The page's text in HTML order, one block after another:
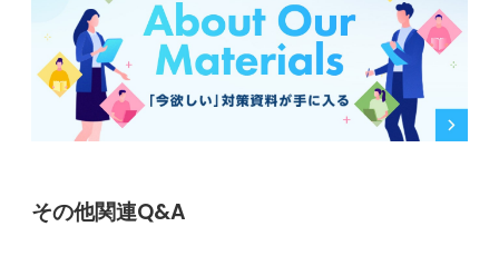
その他関連Q&A